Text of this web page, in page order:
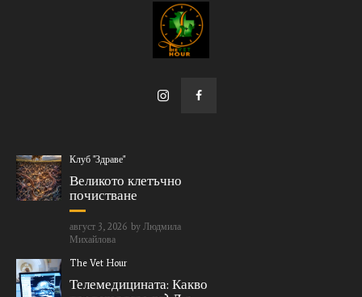
Клуб "Здраве"
Великото клетъчно
почистване
август 3, 2026 by Людмила
Михайлова
The Vet Hour
Телемедицината: Какво